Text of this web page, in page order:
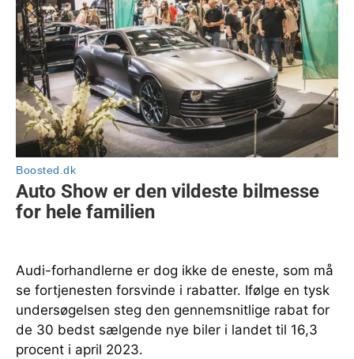
Audi-forhandlerne er dog ikke de eneste, som må
se fortjenesten forsvinde i rabatter. Ifølge en tysk
undersøgelsen steg den gennemsnitlige rabat for
de 30 bedst sælgende nye biler i landet til 16,3
procent i april 2023.